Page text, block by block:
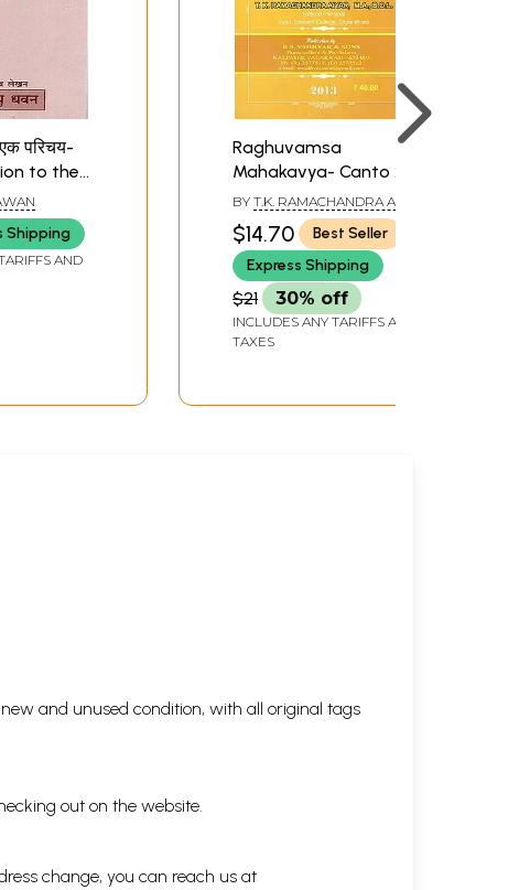
परिचय-
to the
Shipping
AND
Raghuvamsa
Mahakavya- Canto 2
(With a Valuable
Introduction, Lucid
English Translation and
Explanatory Notes in
English and Sanskrit
With Model Questions
Etc.)
BY T.K. RAMACHANDRA AIYAR
$14.70
Best Seller
Express Shipping
$21 30% off
INCLUDES ANY TARIFFS AND
TAXES
and unused condition, with all original tags
out on the website.
change, you can reach us at